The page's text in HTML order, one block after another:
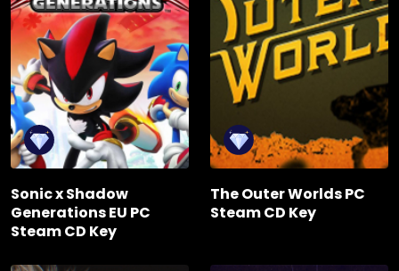
Sonic x Shadow
Generations EU PC
Steam CD Key
The Outer Worlds PC
Steam CD Key